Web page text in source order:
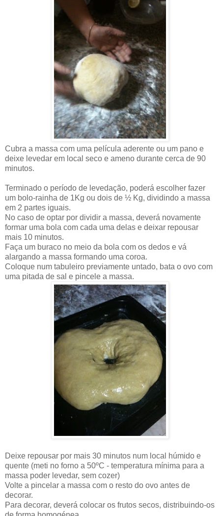
Cubra a massa com uma película aderente ou um pano e
deixe levedar em local seco e ameno durante cerca de 90
minutos.
Terminado o período de levedação, poderá escolher fazer
um bolo-rainha de 1Kg ou dois de ½ Kg, dividindo a massa
em 2 partes iguais.
No caso de optar por dividir a massa, deverá novamente
formar uma bola com cada uma delas e deixar repousar
mais 10 minutos.
Faça um buraco no meio da bola com os dedos e vá
alargando a massa formando uma coroa.
Coloque num tabuleiro previamente untado, bata o ovo com
uma pitada de sal e pincele a massa.
Deixe repousar por mais 30 minutos num local húmido e
quente (meti no forno a 50ºC - temperatura mínima para a
massa poder levedar, sem cozer)
Volte a pincelar a massa com o resto do ovo antes de
decorar.
Para decorar, deverá colocar os frutos secos, distribuindo-os